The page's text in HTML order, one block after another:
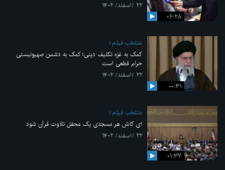
۰۶:۲۸
۲۲ /اسفند/ ۱۴۰۲
۰۰:۴۱
منتخب فیلم
کمک به غزه تکلیف دینی؛ کمک به دشمن صهیونیستی
حرام قطعی است
۲۲ /اسفند/ ۱۴۰۲
۰۱:۳۷
منتخب فیلم
ای کاش هر مسجدی یک محفل تلاوت قرآن شود
۲۲ /اسفند/ ۱۴۰۲